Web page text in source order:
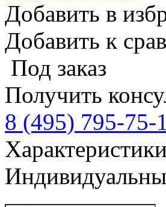
Добавить в
Добавить к
Под заказ
Получить
8 (495) 795-75-
Характеристики